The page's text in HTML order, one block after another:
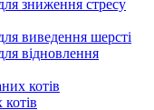
зниження стресу
виведення шерсті
відновлення
котів